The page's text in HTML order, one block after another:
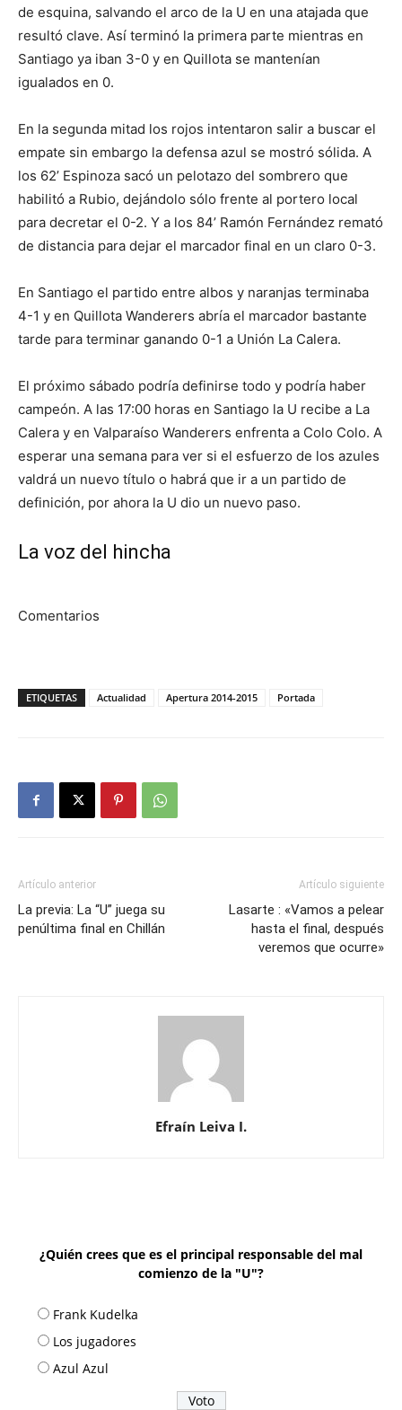
de esquina, salvando el arco de la U en una atajada que
resultó clave. Así terminó la primera parte mientras en
Santiago ya iban 3-0 y en Quillota se mantenían
igualados en 0.
En la segunda mitad los rojos intentaron salir a buscar el
empate sin embargo la defensa azul se mostró sólida. A
los 62’ Espinoza sacó un pelotazo del sombrero que
habilitó a Rubio, dejándolo sólo frente al portero local
para decretar el 0-2. Y a los 84’ Ramón Fernández remató
de distancia para dejar el marcador final en un claro 0-3.
En Santiago el partido entre albos y naranjas terminaba
4-1 y en Quillota Wanderers abría el marcador bastante
tarde para terminar ganando 0-1 a Unión La Calera.
El próximo sábado podría definirse todo y podría haber
campeón. A las 17:00 horas en Santiago la U recibe a La
Calera y en Valparaíso Wanderers enfrenta a Colo Colo. A
esperar una semana para ver si el esfuerzo de los azules
valdrá un nuevo título o habrá que ir a un partido de
definición, por ahora la U dio un nuevo paso.
La voz del hincha
Comentarios
ETIQUETAS Actualidad Apertura 2014-2015 Portada
Artículo anterior
La previa: La “U” juega su
penúltima final en Chillán
Artículo siguiente
Lasarte : «Vamos a pelear
hasta el final, después
veremos que ocurre»
Efraín Leiva I.
¿Quién crees que es el principal responsable del mal
comienzo de la "U"?
Frank Kudelka
Los jugadores
Azul Azul